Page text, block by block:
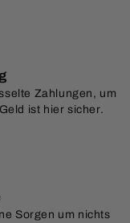
Zahlungen, um
ist hier sicher.
Sorgen um nichts